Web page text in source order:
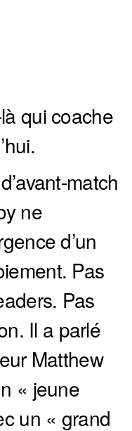
qui coache
match
ne
d’un
Pas
Pas
Il a parlé
Matthew
« jeune
un « grand